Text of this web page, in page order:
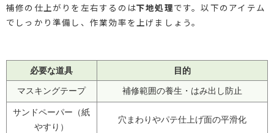
補修の仕上がりを左右するのは下地処理です。以下のアイテム
でしっかり準備し、作業効率を上げましょう。
必要な道具 目的
マスキングテープ 補修範囲の養生・はみ出し防止
サンドペーパー（紙
やすり）
穴まわりやパテ仕上げ面の平滑化